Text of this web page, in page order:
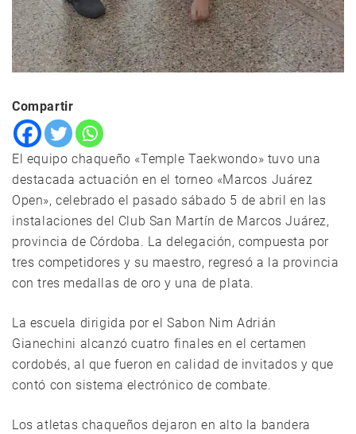
Compartir
El equipo chaqueño «Temple Taekwondo» tuvo una
destacada actuación en el torneo «Marcos Juárez
Open», celebrado el pasado sábado 5 de abril en las
instalaciones del Club San Martín de Marcos Juárez,
provincia de Córdoba. La delegación, compuesta por
tres competidores y su maestro, regresó a la provincia
con tres medallas de oro y una de plata.
La escuela dirigida por el Sabon Nim Adrián
Gianechini alcanzó cuatro finales en el certamen
cordobés, al que fueron en calidad de invitados y que
contó con sistema electrónico de combate.
Los atletas chaqueños dejaron en alto la bandera